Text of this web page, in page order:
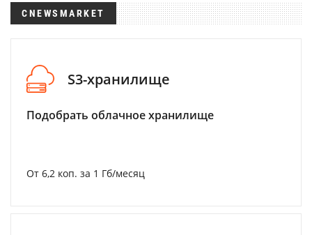
CNEWSMARKET
S3-хранилище
Подобрать облачное хранилище
От 6,2 коп. за 1 Гб/месяц